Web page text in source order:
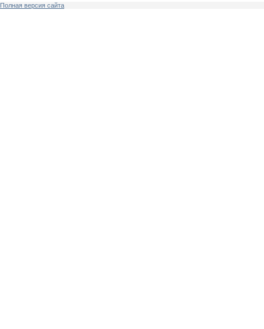
Полная версия сайта